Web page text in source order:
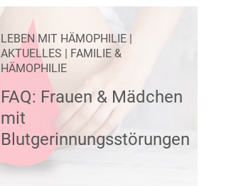
LEBEN MIT HÄMOPHILIE|
AKTUELLES | FAMILIE &
HÄMOPHILIE
FAQ: Frauen & Mädchen
mit
Blutgerinnungsstörungen